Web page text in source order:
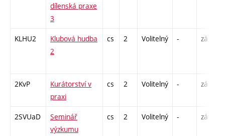
dílenská praxe
3
KLHU2
Klubová hudba
2
cs 2 Volitelný - zá
2KvP
Kurátorství v
praxi
cs 2 Volitelný - zá
2SVUaD
Seminář
výzkumu
cs 2 Volitelný - zá